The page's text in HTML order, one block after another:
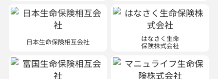
日本生命保険相互会社 はなさく生命
保険株式会社